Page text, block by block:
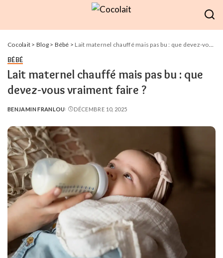
Cocolait > Blog> Bébé > Lait maternel chauffé mais pas bu : que devez-vous vraiment faire ?
BÉBÉ
Lait maternel chauffé mais pas bu : que
devez-vous vraiment faire ?
POSTED
BENJAMIN FRANLOU DÉCEMBRE 10, 2025